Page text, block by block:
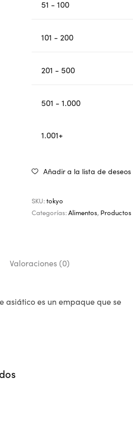
51 - 100
101 - 200
201 - 500
501 - 1.000
1.001+
Añadir a la lista de deseos
SKU:tokyo
Categorías:Alimentos,
Valoraciones (0)
asiático es un empaque que se